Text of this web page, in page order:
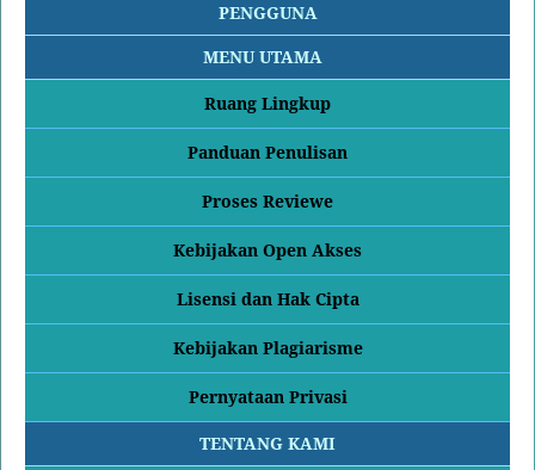
PENGGUNA
MENU UTAMA
Ruang Lingkup
Panduan Penulisan
Proses Reviewe
Kebijakan Open Akses
Lisensi dan Hak Cipta
Kebijakan Plagiarisme
Pernyataan Privasi
TENTANG KAMI